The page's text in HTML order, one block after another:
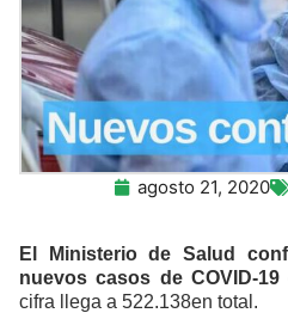
agosto 21, 2020
El Ministerio de Salud
nuevos casos de COVID-
cifra llega a 522.138en total.